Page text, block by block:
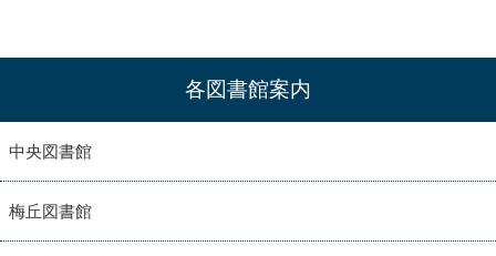
各図書館案内
中央図書館
梅丘図書館